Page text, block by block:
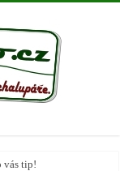
vás tip!